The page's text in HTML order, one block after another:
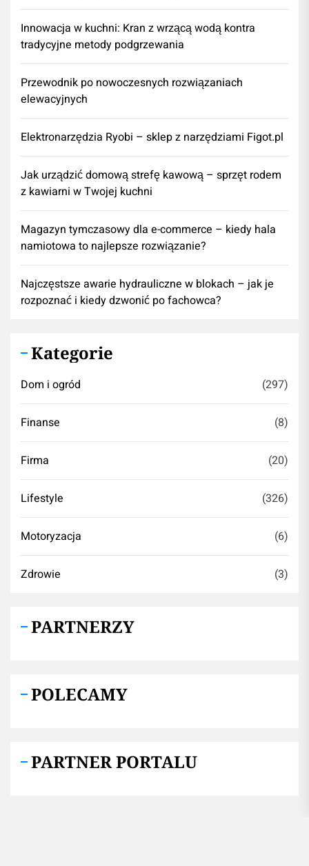
Innowacja w kuchni: Kran z wrzącą wodą kontra
tradycyjne metody podgrzewania
Przewodnik po nowoczesnych rozwiązaniach
elewacyjnych
Elektronarzędzia Ryobi – sklep z narzędziami Figot.pl
​Jak urządzić domową strefę kawową – sprzęt rodem
z kawiarni w Twojej kuchni
Magazyn tymczasowy dla e-commerce – kiedy hala
namiotowa to najlepsze rozwiązanie?
Najczęstsze awarie hydrauliczne w blokach – jak je
rozpoznać i kiedy dzwonić po fachowca?
Kategorie
Dom i ogród (297)
Finanse (8)
Firma (20)
Lifestyle (326)
Motoryzacja (6)
Zdrowie (3)
PARTNERZY
POLECAMY
PARTNER PORTALU